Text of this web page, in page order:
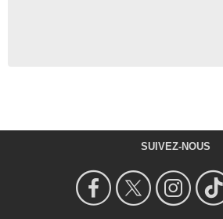
SUIVEZ-NOUS